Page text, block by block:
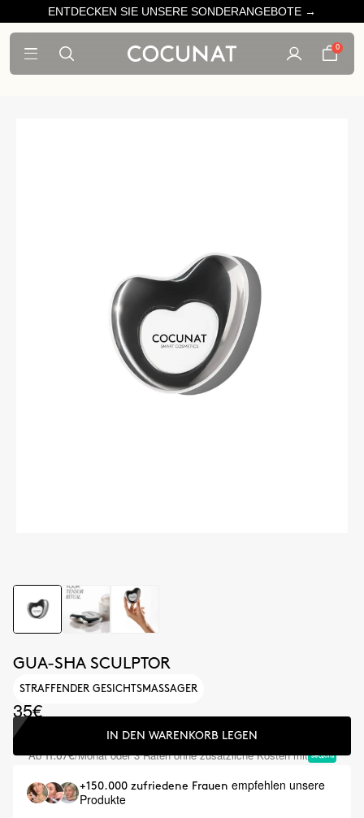
ENTDECKEN SIE UNSERE SONDERANGEBOTE →
0
GUA-SHA SCULPTOR
STRAFFENDER GESICHTSMASSAGER
35€
IN DEN WARENKORB LEGEN
Ab11.67€/Monat oder 3 Raten ohne zusätzliche Kosten mit
+150.000 zufriedene Frauen empfehlen unsere
Produkte